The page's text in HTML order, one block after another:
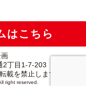
はこちら
2丁目1-7-203
載を禁止します。
right reserved.